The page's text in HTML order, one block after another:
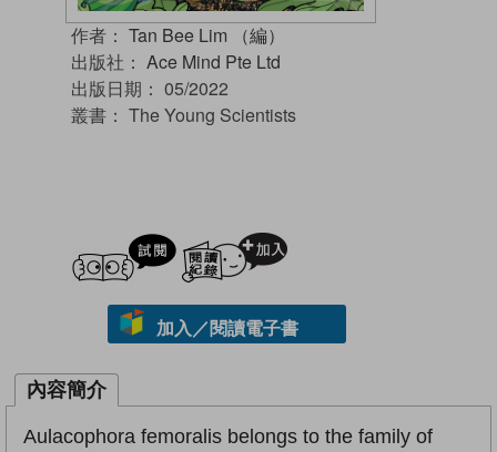
作者： Tan Bee Lim （編）
出版社： Ace Mind Pte Ltd
出版日期： 05/2022
叢書： The Young Scientists
試閲
加入／閱讀電子書
內容簡介
Aulacophora femoralis belongs to the family of